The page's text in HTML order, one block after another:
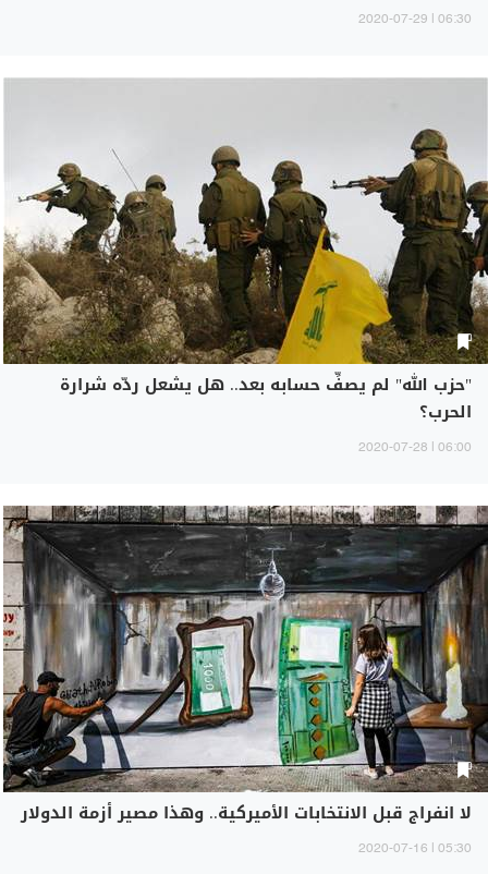
06:30 | 2020-07-29
"حزب الله" لم يصفِّ حسابه بعد.. هل يشعل ردّه شرارة
الحرب؟
06:00 | 2020-07-28
لا انفراج قبل الانتخابات الأميركية.. وهذا مصير أزمة الدولار
05:30 | 2020-07-16